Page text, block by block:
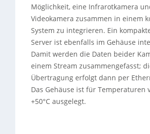
Möglichkeit, eine Infrarotkamera
Videokamera zusammen in einem
System zu integrieren. Ein
Server ist ebenfalls im Gehäuse
Damit werden die Daten beider
einem Stream zusammengefasst;
Übertragung erfolgt dann per
Das Gehäuse ist für Temperaturen
+50°C ausgelegt.